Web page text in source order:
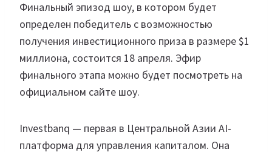
Финальный эпизод шоу, в котором будет
определен победитель с возможностью
получения инвестиционного приза в размере $1
миллиона, состоится 18 апреля. Эфир
финального этапа можно будет посмотреть на
официальном сайте шоу.
Investbanq — первая в Центральной Азии AI-
платформа для управления капиталом. Она